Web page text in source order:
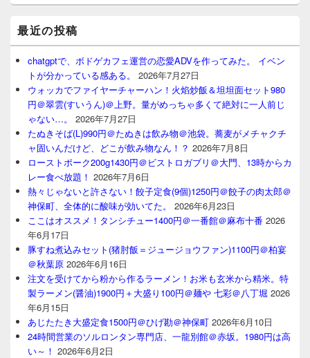
最近の投稿
chatgptで、ボドゲカフェ運営の恋愛ADVを作ってみた。 イベン
トが分かっている感ある。
2026年7月27日
ウォッカでファイヤーチャーハン！火焰炒飯＆坦坦面セット980
円＠翠雲(すいうん)＠上野。量がめっちゃ多くて絶対に一人前じ
ゃない…。
2026年7月27日
たぬきそば(L)990円＠たぬきは飲み物＠池袋。蕎麦がメチャクチ
ャ固いんだけど、どこが飲み物なん！？ 2026年7月8日
ローストポーク200g1430円＠ビストロガブリ＠大門、13時からカ
レー食べ放題！ 2026年7月6日
熱々じゃないと許さない！餃子定食(9個)1250円＠餃子の肉太郎＠
神保町、全体的に酸味が効いてた。
2026年6月23日
ここはオススメ！タンシチュー1400円＠一番館＠麻布十番 2026
年6月17日
豚すね煮込みセット(猪肘飯＝ジュージョウファン)1100円＠柏宴
＠秋葉原 2026年6月16日
注文を受けてから粉から作るラーメン！お米も玄米から精米。特
製ラーメン(醤油)1900円＋大盛り100円＠麺や 七彩＠八丁堀 2026
年6月15日
あじたたき大盛定食1500円＠ひげ勘＠神保町 2026年6月10日
24時間営業のソルロンタン専門店、一龍別館＠赤坂。1980円は高
い～！ 2026年6月2日